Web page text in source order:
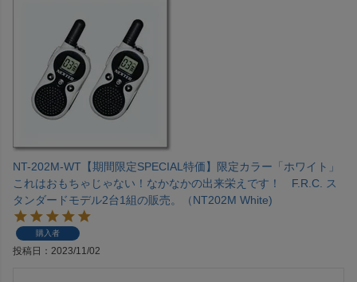
NT-202M-WT【期間限定SPECIAL特価】限定カラー「ホワイト」
これはおもちゃじゃない！なかなかの出来栄えです！ F.R.C. ス
タンダードモデル2台1組の販売。（NT202M White)
購入者
投稿日 2023/11/02